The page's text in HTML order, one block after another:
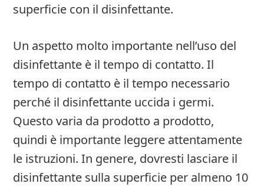
superficie con il disinfettante.
Un aspetto molto importante nell’uso del
disinfettante è il tempo di contatto. Il
tempo di contatto è il tempo necessario
perché il disinfettante uccida i germi.
Questo varia da prodotto a prodotto,
quindi è importante leggere attentamente
le istruzioni. In genere, dovresti lasciare il
disinfettante sulla superficie per almeno 10